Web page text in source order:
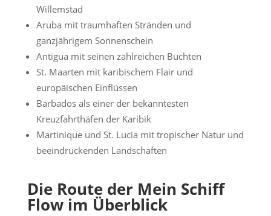
Willemstad
Aruba mit traumhaften Stränden und
ganzjährigem Sonnenschein
Antigua mit seinen zahlreichen Buchten
St. Maarten mit karibischem Flair und
europäischen Einflüssen
Barbados als einer der bekanntesten
Kreuzfahrthäfen der Karibik
Martinique und St. Lucia mit tropischer Natur und
beeindruckenden Landschaften
Die Route der Mein Schiff
Flow im Überblick